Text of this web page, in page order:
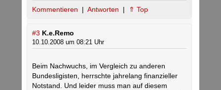
Kommentieren | Antworten | ⇑ Top
#3 K.e.Remo
10.10.2008 um 08:21 Uhr
Beim Nachwuchs, im Vergleich zu anderen
Bundesligisten, herrschte jahrelang finanzieller
Notstand. Und leider muss man auf diesem